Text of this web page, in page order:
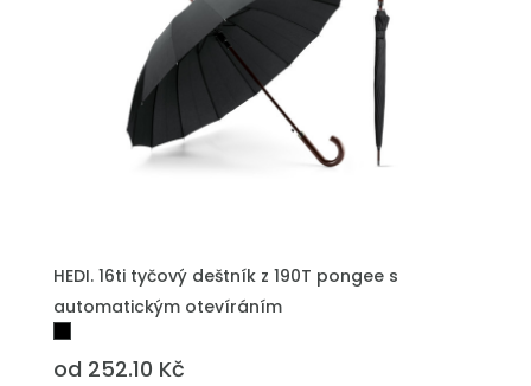
HEDI. 16ti tyčový deštník z 190T pongee s
automatickým otevíráním
od 252.10 Kč